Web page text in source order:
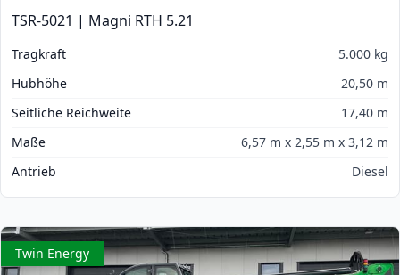
TSR-5021 | Magni RTH 5.21
Tragkraft
5.000 kg
Hubhöhe
20,50 m
Seitliche Reichweite
17,40 m
Maße
6,57 m x 2,55 m x 3,12 m
Antrieb
Diesel
Twin Energy